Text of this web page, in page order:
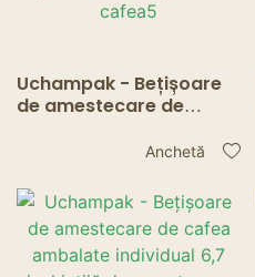
Uchampak - Bețișoare
de amestecare de
individual 6,7 inchi, tijă
folosință pentru paie de
cafea, paie de cafea5
Anchetă